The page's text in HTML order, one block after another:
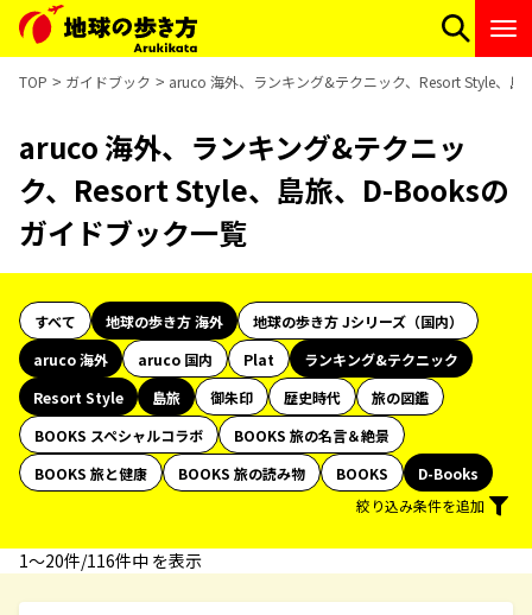
TOP ガイドブック aruco 海外、ランキング&テクニック、Resort Style、
aruco 海外、ランキング&テクニッ
ク、Resort Style、島旅、D-Booksの
ガイドブック一覧
すべて 地球の歩き方 海外
地球の歩き方 Jシリーズ（国内）
aruco 海外
aruco 国内 Plat
ランキング&テクニック
Resort Style
島旅 御朱印 歴史時代
旅の図鑑
BOOKS スペシャルコラボ
BOOKS 旅の名言＆絶景
BOOKS 旅と健康
BOOKS 旅の読み物 BOOKS
D-Books
絞り込み条件を追加
1〜20件/116件中 を表示